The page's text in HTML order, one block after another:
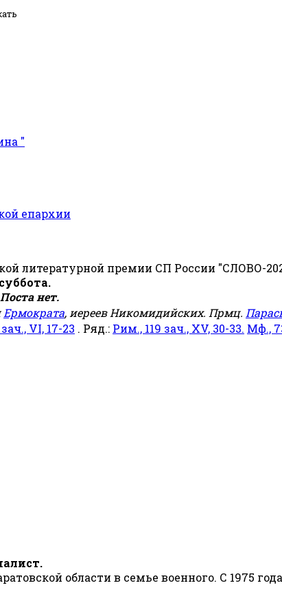
"
епархии
литературной премии СП России "СЛОВО-
Поста нет.
Ермократа, иереев Никомидийских. Прмц.
VI, 17-23 . Ряд.: Рим., 119 зач., XV, 30-33. Мф.,
области в семье военного. С 1975